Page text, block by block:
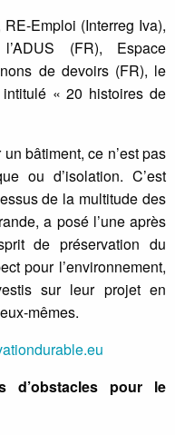
Emploi (Interreg Iva),
(FR), Espace
de devoirs (FR), le
« 20 histoires de
bâtiment, ce n’est pas
ou d’isolation. C’est
de la multitude des
a posé l’une après
de préservation du
pour l’environnement,
sur leur projet en
mêmes.
d’obstacles pour le